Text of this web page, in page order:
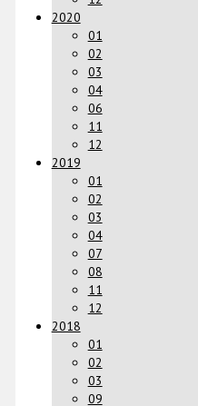
2020
01
02
03
04
06
11
12
2019
01
02
03
04
07
08
11
12
2018
01
02
03
09